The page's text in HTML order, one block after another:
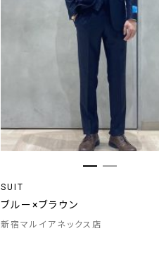
SUIT
ブルー×ブラウン
新宿マルイアネックス店